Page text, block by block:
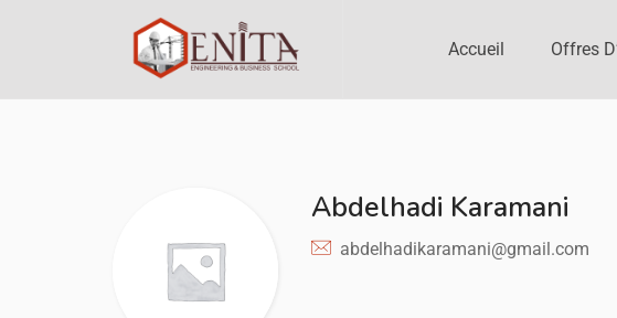
Accueil Offres
Abdelhadi Karamani
abdelhadikaramani@gmail.com